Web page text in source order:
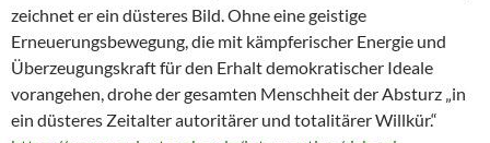
zeichnet er ein düsteres Bild. Ohne eine geistige
Erneuerungsbewegung, die mit kämpferischer Energie und
Überzeugungskraft für den Erhalt demokratischer Ideale
vorangehen, drohe der gesamten Menschheit der Absturz „in
ein düsteres Zeitalter autoritärer und totalitärer Willkür.“